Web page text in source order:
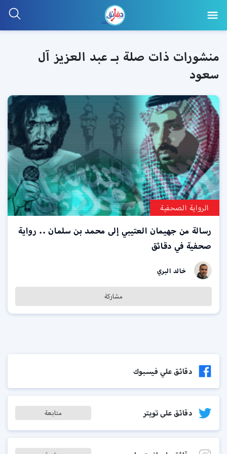
منشورات ذات صلة بـ عبد العزيز آل
سعود
الرواية الصحفية
رسالة من جهيمان العتيبي إلى محمد بن سلمان .. رواية
صحفية في دقائق
خالد البري
مشاركة
دقائق علي فيسبوك
دقائق على تويتر متابعة